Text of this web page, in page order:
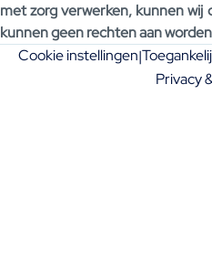
met zorg verwerken, kunnen wij
kunnen geen rechten aan
Cookie instellingen|
Privacy